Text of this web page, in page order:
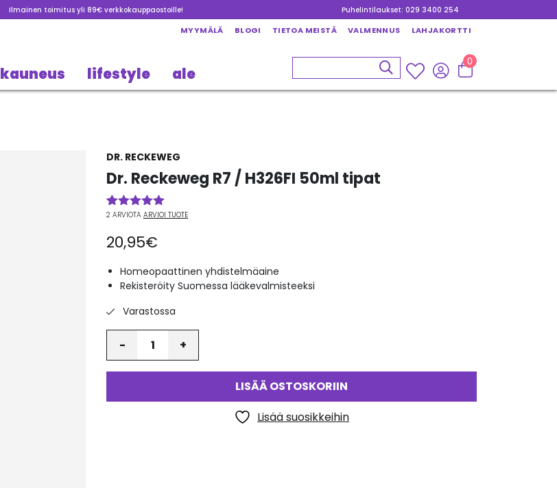
Ilmainen toimitus yli 89€ verkkokauppaostoille! Puhelintilaukset: 029 3400 254
MYYMÄLÄ BLOGI TIETOA MEISTÄ VALMENNUS LAHJAKORTTI
kauneus lifestyle ale
0
DR. RECKEWEG
Dr. Reckeweg R7 / H326FI 50ml tipat
Arvio5.00
perustuen
2
asiakkaan
2 ARVIOTA ARVIOI TUOTE
20,95€
Homeopaattinen yhdistelmäaine
Rekisteröity Suomessa lääkevalmisteeksi
Varastossa
LISÄÄ OSTOSKORIIN
Lisää suosikkeihin